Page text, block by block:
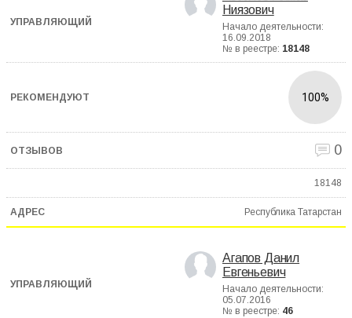
Ниязович
Начало деятельности:
16.09.2018
№ в реестре: 18148
100%
0
18148
Республика Татарстан
Агапов Данил
Евгеньевич
Начало деятельности:
05.07.2016
№ в реестре: 46